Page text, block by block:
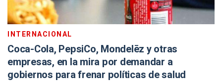
INTERNACIONAL
Coca-Cola, PepsiCo, Mondelēz y otras
empresas, en la mira por demandar a
gobiernos para frenar políticas de salud